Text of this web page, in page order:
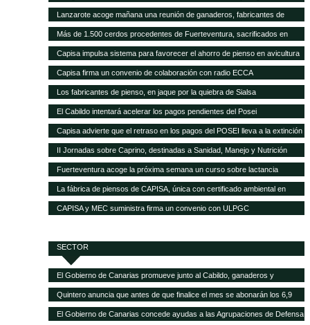
Gobierno que abone la ayuda de Estado del Posei
Lanzarote acoge mañana una reunión de ganaderos, fabricantes de
pienso y empresas transformadoras de leche para analizar la crisis del
sector
Más de 1.500 cerdos procedentes de Fuerteventura, sacrificados en
Gran Canaria por la mala gestión del matadero insular
Capisa impulsa sistema para favorecer el ahorro de pienso en avicultura
Capisa firma un convenio de colaboración con radio ECCA
Los fabricantes de pienso, en jaque por la quiebra de Sialsa
El Cabildo intentará acelerar los pagos pendientes del Posei
Capisa advierte que el retraso en los pagos del POSEI lleva a la extinción
al sector ganadero
II Jornadas sobre Caprino, destinadas a Sanidad, Manejo y Nutrición
Fuerteventura acoge la próxima semana un curso sobre lactancia
artificial en el sector caprino
La fábrica de piensos de CAPISA, única con certificado ambiental en
Canarias
CAPISA y MEC suministra firma un convenio con ULPGC
SECTOR
El Gobierno de Canarias promueve junto al Cabildo, ganaderos y
queseros de Tenerife el fomento de la producción local de forrajes
Quintero anuncia que antes de que finalice el mes se abonarán los 6,9
millones del POSEI adicional de la campaña 2015
El Gobierno de Canarias concede ayudas a las Agrupaciones de Defensa